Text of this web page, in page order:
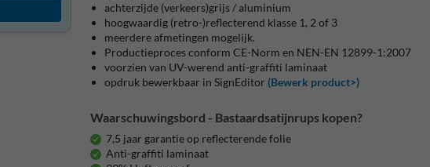
achterzijde (verkeers)grijs / aluminium
hoogwaardig (retro-)reflecterend klasse 1, 2 of 3
meerdere afmetingen mogelijk.
Productieproces conform CE-Norm en NEN-EN 12899-1:2007
voorzien van UV-werend anti-graffiti laminaat
opdruk bewerkbaar in SignEditor (Bewerk product>)
Waarschuwingsbord - Bastaardsatijnrups kopen?
7,5 jaar garantie op reflecterende folie
Anti-graffiti laminaat